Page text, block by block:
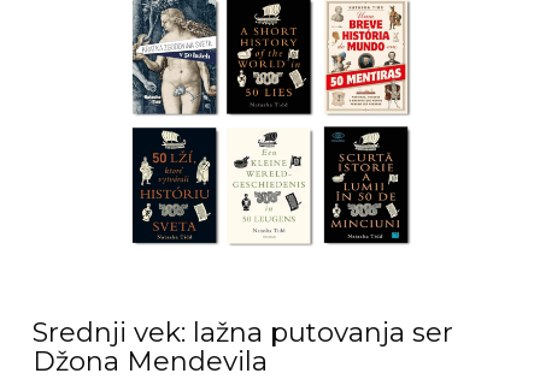
Srednji vek: lažna putovanja ser
Džona Mendevila